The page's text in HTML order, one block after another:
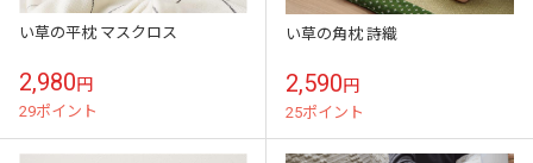
い草の平枕 マスクロス
2,980円
29ポイント
い草の角枕 詩織
2,590円
25ポイント